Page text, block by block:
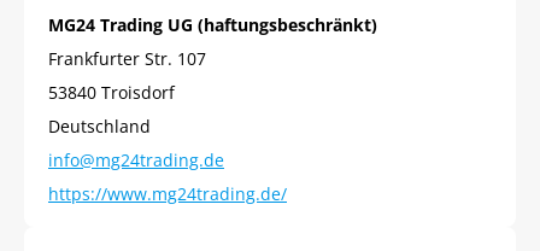
MG24 Trading UG (haftungsbeschränkt)
Frankfurter Str. 107
53840 Troisdorf
Deutschland
info@mg24trading.de
https://www.mg24trading.de/